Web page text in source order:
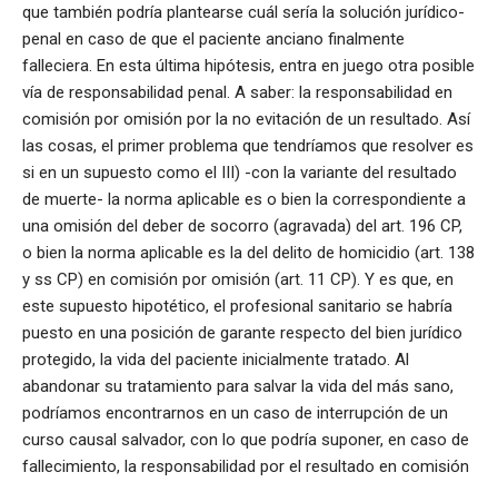
que también podría plantearse cuál sería la solución jurídico-
penal en caso de que el paciente anciano finalmente
falleciera. En esta última hipótesis, entra en juego otra posible
vía de responsabilidad penal. A saber: la responsabilidad en
comisión por omisión por la no evitación de un resultado. Así
las cosas, el primer problema que tendríamos que resolver es
si en un supuesto como el III) -con la variante del resultado
de muerte- la norma aplicable es o bien la correspondiente a
una omisión del deber de socorro (agravada) del art. 196 CP,
o bien la norma aplicable es la del delito de homicidio (art. 138
y ss CP) en comisión por omisión (art. 11 CP). Y es que, en
este supuesto hipotético, el profesional sanitario se habría
puesto en una posición de garante respecto del bien jurídico
protegido, la vida del paciente inicialmente tratado. Al
abandonar su tratamiento para salvar la vida del más sano,
podríamos encontrarnos en un caso de interrupción de un
curso causal salvador, con lo que podría suponer, en caso de
fallecimiento, la responsabilidad por el resultado en comisión